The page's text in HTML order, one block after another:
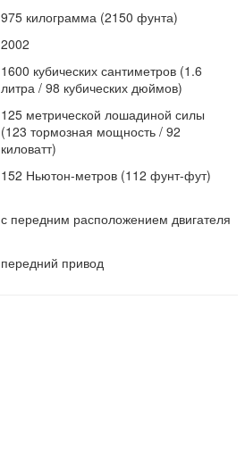
975 килограмма (2150 фунта)
2002
1600 кубических сантиметров (1.6
литра / 98 кубических дюймов)
125 метрической лошадиной силы
(123 тормозная мощность / 92
киловатт)
152 Ньютон-метров (112 фунт-фут)
с передним расположением двигателя
передний привод